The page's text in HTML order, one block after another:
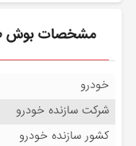
مشخصات بوش
خودرو
شرکت سازنده خودرو
کشور سازنده خودرو